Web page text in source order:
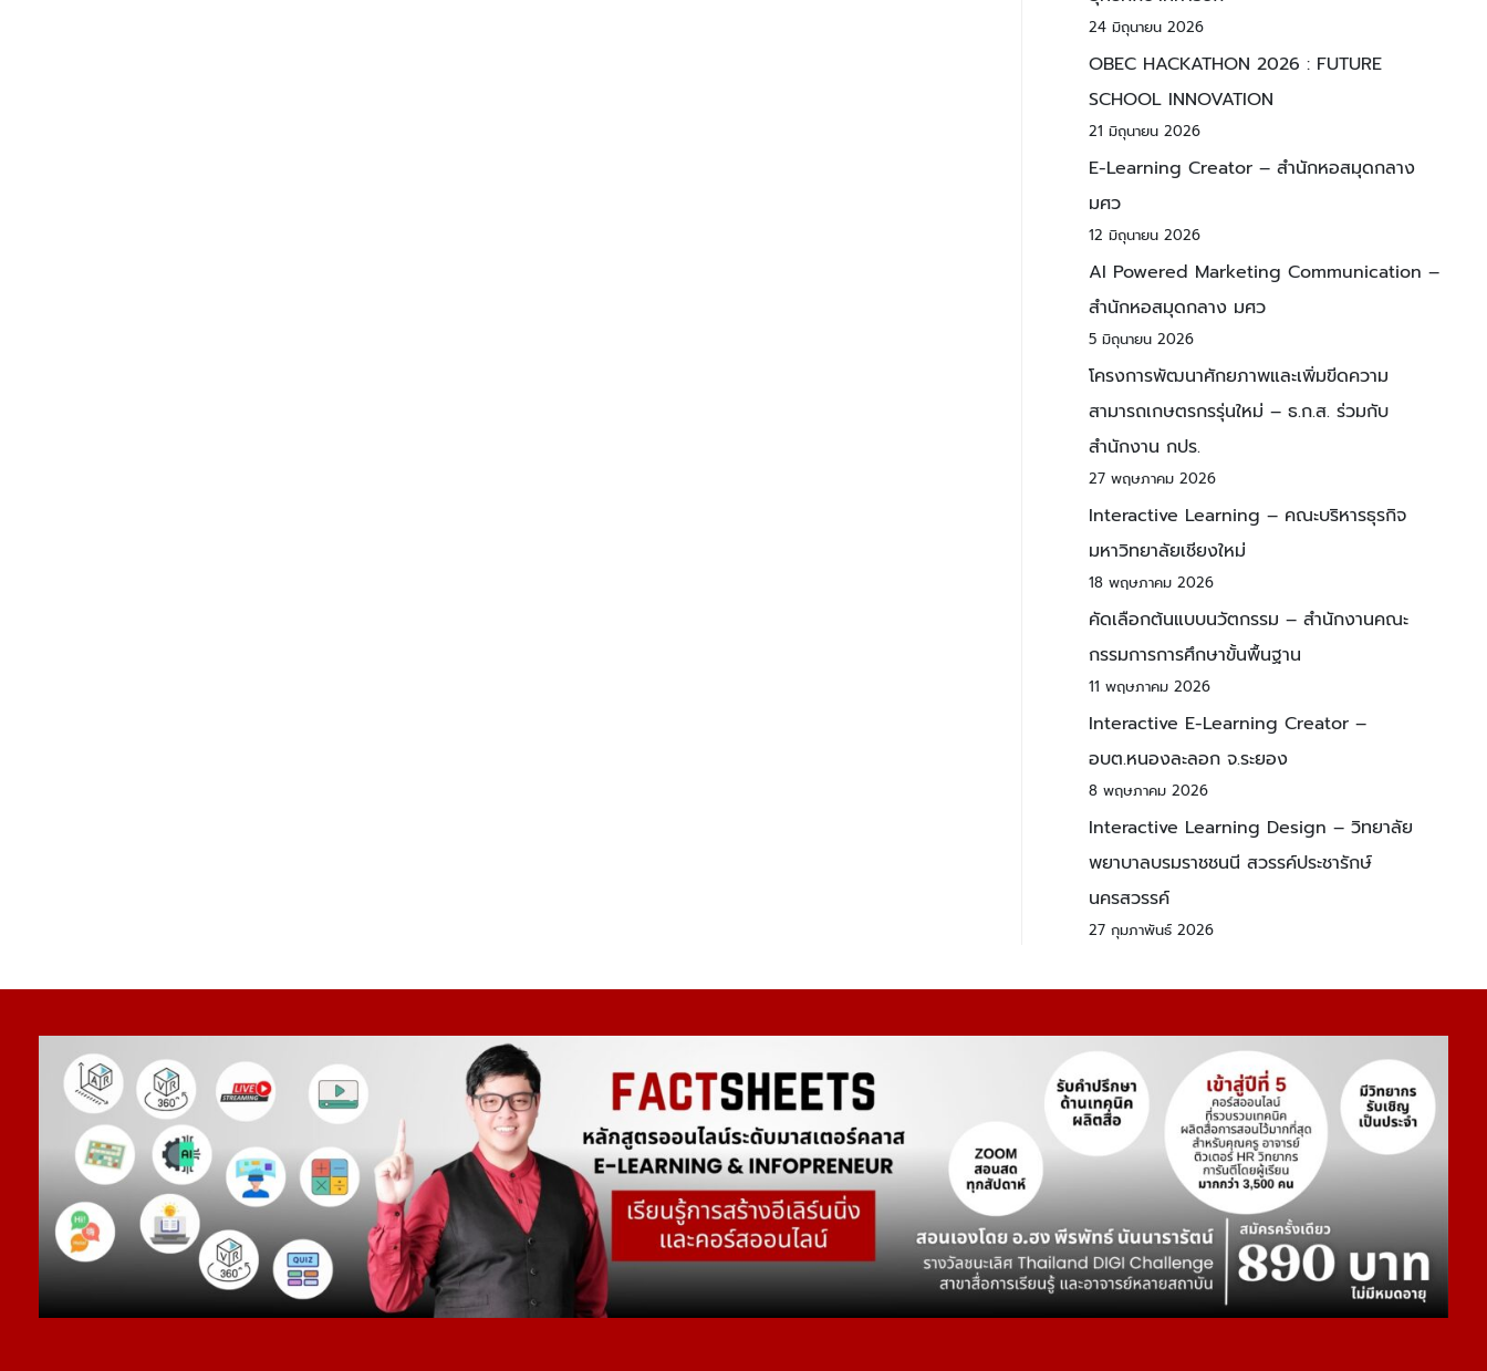
24 มิถุนายน 2026
OBEC HACKATHON 2026 : FUTURE
SCHOOL INNOVATION
21 มิถุนายน 2026
E-Learning Creator – สำนักหอสมุดกลาง
มศว
12 มิถุนายน 2026
AI Powered Marketing Communication –
สำนักหอสมุดกลาง มศว
5 มิถุนายน 2026
โครงการพัฒนาศักยภาพและเพิ่มขีดความ
สามารถเกษตรกรรุ่นใหม่ – ธ.ก.ส. ร่วมกับ
สำนักงาน กปร.
27 พฤษภาคม 2026
Interactive Learning – คณะบริหารธุรกิจ
มหาวิทยาลัยเชียงใหม่
18 พฤษภาคม 2026
คัดเลือกต้นแบบนวัตกรรม – สำนักงานคณะ
กรรมการการศึกษาขั้นพื้นฐาน
11 พฤษภาคม 2026
Interactive E-Learning Creator –
อบต.หนองละลอก จ.ระยอง
8 พฤษภาคม 2026
Interactive Learning Design – วิทยาลัย
พยาบาลบรมราชชนนี สวรรค์ประชารักษ์
นครสวรรค์
27 กุมภาพันธ์ 2026